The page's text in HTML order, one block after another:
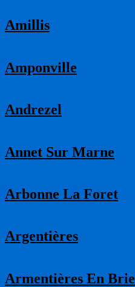
Amillis
Amponville
Andrezel
Annet Sur Marne
Arbonne La Foret
Argentières
Armentières En Brie